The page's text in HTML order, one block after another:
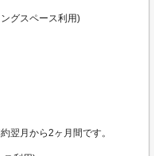
グスペース利用)
翌月から2ヶ月間です。